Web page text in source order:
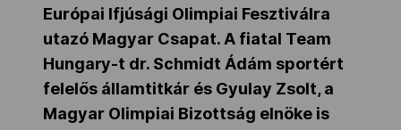
Társszervezetek
OVEP
Európai Ifjúsági Olimpiai Fesztiválra
utazó Magyar Csapat. A fiatal Team
Hungary-t dr. Schmidt Ádám sportért
felelős államtitkár és Gyulay Zsolt, a
Magyar Olimpiai Bizottság elnöke is